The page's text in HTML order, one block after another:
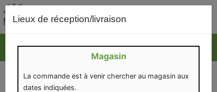
Lieux de réception/livraison
Magasin
La commande est à venir chercher au magasin aux
dates indiquées.